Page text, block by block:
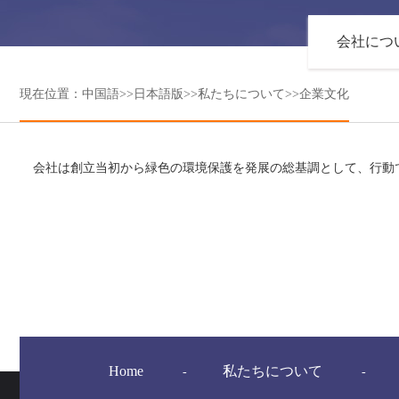
会社につ
現在位置： 中国語>> 日本語版>>私たちについて>>企業文化
会社は創立当初から緑色の環境保護を発展の総基調として、行
Home - 私たちについて -